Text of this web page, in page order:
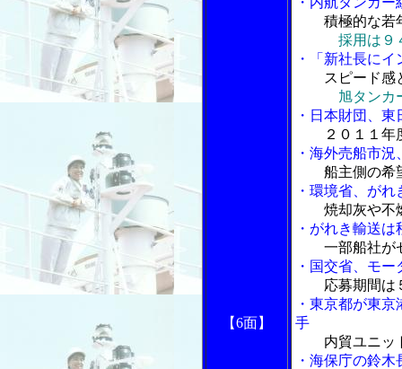
【6面】
積極的な若
採用は９
・「新社長に
スピード感
旭タン
・日本財団、
２０１１
・海外売船市
船主側の希
・環境省、が
焼却灰や不
・がれき輸送
一部船社が
・国交省、モ
応募期間は
・東京都が東
手
内貿ユニッ
・海保庁の鈴